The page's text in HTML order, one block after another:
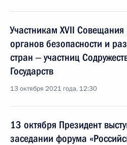
Участникам ХVII Совещания
органов безопасности и
стран ‒ участниц
Государств
13 октября 2021 года, 12:30
13 октября Президент
заседании форума